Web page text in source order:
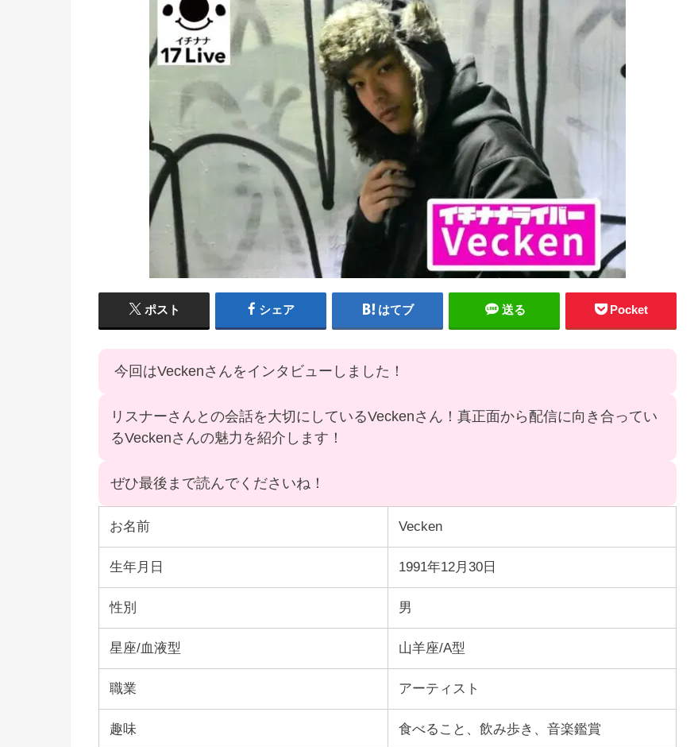
ポスト シェア はてブ 送る Pocket
今回はVeckenさんをインタビューしました！
リスナーさんとの会話を大切にしているVeckenさん！真正面から配信に向き合ってい
るVeckenさんの魅力を紹介します！
ぜひ最後まで読んでくださいね！
お名前 Vecken
生年月日 1991年12月30日
性別 男
星座/血液型 山羊座/A型
職業 アーティスト
趣味 食べること、飲み歩き、音楽鑑賞